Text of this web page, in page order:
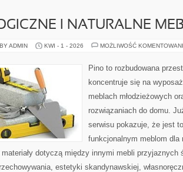
I NATURALNE
ADMIN KWI - 1 - 2026 MOŻLIWOŚĆ
Pino to rozbudowana
koncentruje się na
meblach młodzieżowych
rozwiązaniach do domu.
serwisu pokazuje, że jest
funkcjonalnym meblom dla
materiały dotyczą między innymi mebli
estetyki skandynawskiej,